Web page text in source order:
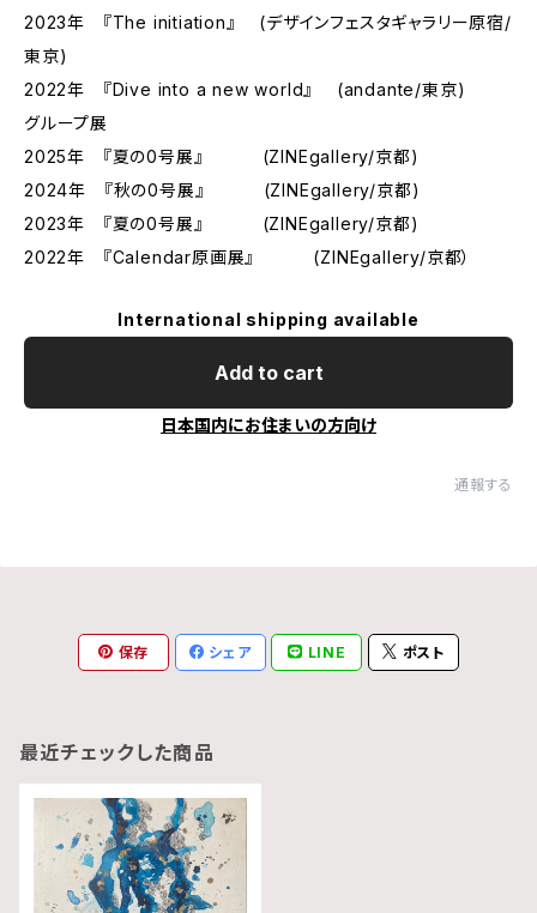
2023年 『The initiation』 (デザインフェスタギャラリー原宿/
東京)
2022年 『Dive into a new world』 (andante/東京)
グループ展
2025年 『夏の0号展』 (ZINEgallery/京都)
2024年 『秋の0号展』 (ZINEgallery/京都)
2023年 『夏の0号展』 (ZINEgallery/京都)
2022年 『Calendar原画展』 (ZINEgallery/京都）
International shipping available
Add to cart
日本国内にお住まいの方向け
通報する
保存 シェア LINE ポスト
最近チェックした商品